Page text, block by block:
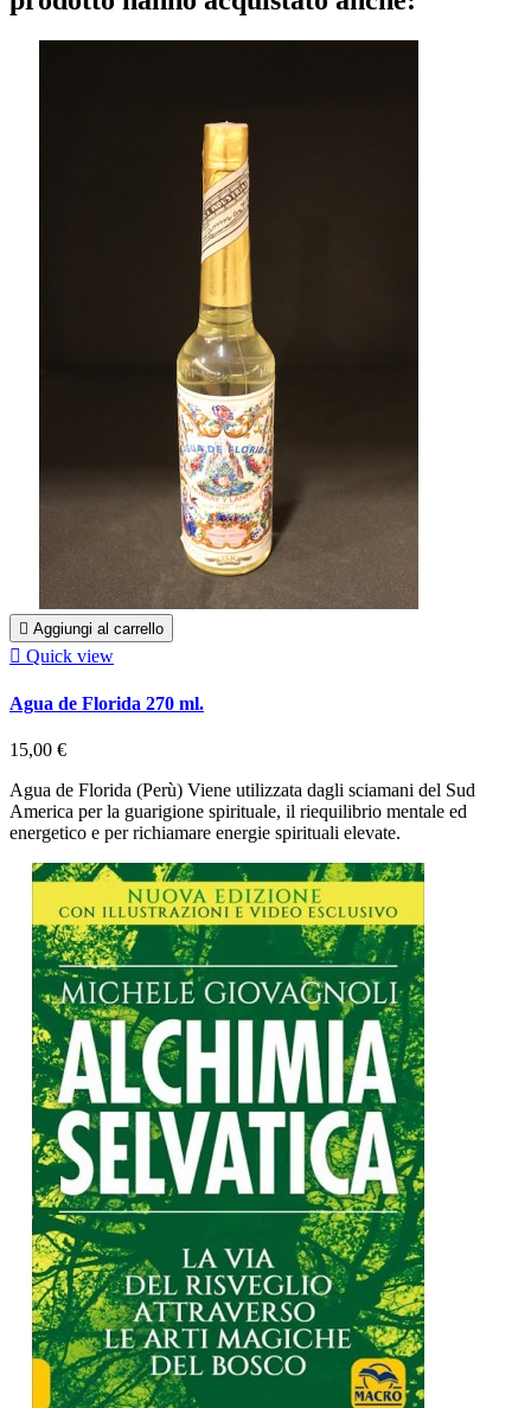
 Aggiungi al carrello
 Quick view
Agua de Florida 270 ml.
15,00 €
Agua de Florida (Perù) Viene utilizzata dagli sciamani del Sud
America per la guarigione spirituale, il riequilibrio mentale ed
energetico e per richiamare energie spirituali elevate.